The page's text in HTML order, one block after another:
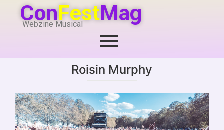
ConFestMag
Webzine Musical
Roisin Murphy
Festivals